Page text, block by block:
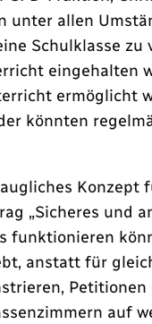
allen
Schulklasse
eingehalten
ermöglicht
könnten
„Sicheres und
anstatt für
auf